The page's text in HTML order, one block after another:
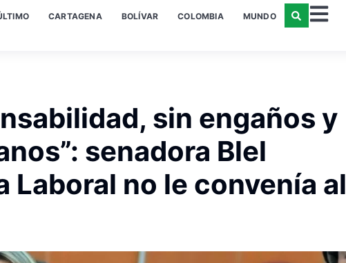
CARTAGENA BOLÍVAR COLOMBIA MUNDO
sin engaños y
senadora Blel
Laboral no le convenía al